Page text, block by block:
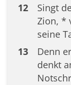
12
Singt
Zion, *
seine
13
Denn
denkt